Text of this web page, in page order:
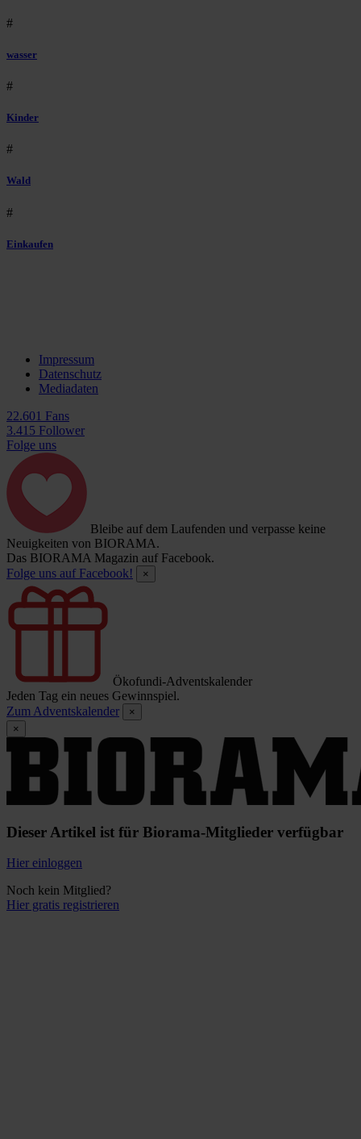
#
wasser
#
Kinder
#
Wald
#
Einkaufen
Impressum
Datenschutz
Mediadaten
22.601 Fans
3.415 Follower
Folge uns
Bleibe auf dem Laufenden und verpasse keine
Neuigkeiten von BIORAMA.
Das BIORAMA Magazin auf Facebook.
Folge uns auf Facebook!
×
Ökofundi-Adventskalender
Jeden Tag ein neues Gewinnspiel.
Zum Adventskalender
×
×
Dieser Artikel ist für Biorama-Mitglieder verfügbar
Hier einloggen
Noch kein Mitglied?
Hier gratis registrieren